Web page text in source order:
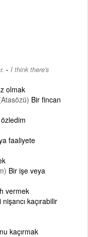
- I think there's
olmak
Bir fincan
faaliyete
Bir işe veya
vermek
nişancı kaçırabilir
kaçırmak